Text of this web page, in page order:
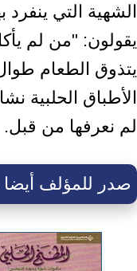
الشهية التي
يقولون: "من لم
يتذوق الطعام
الأطباق الحلبية
لم نعرفها من قبل.
صدر للمؤلف أيضا